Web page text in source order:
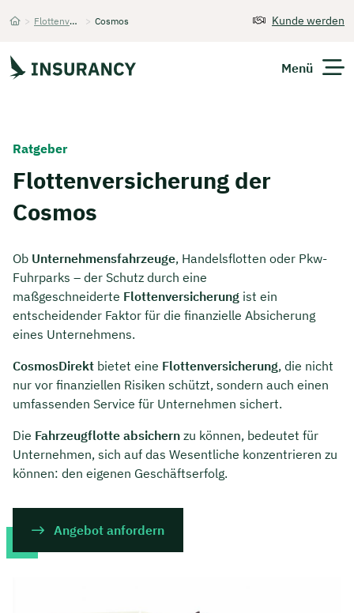
> Flottenversicherung > Cosmos Kunde werden
Menü
Finanzen
Über Uns
Kontakt
Ratgeber
Flottenversicherung der
Cosmos
Ob Unternehmensfahrzeuge, Handelsflotten oder Pkw-
Fuhrparks – der Schutz durch eine
maßgeschneiderte Flottenversicherung ist ein
entscheidender Faktor für die finanzielle Absicherung
eines Unternehmens.
CosmosDirekt bietet eine Flottenversicherung, die nicht
nur vor finanziellen Risiken schützt, sondern auch einen
umfassenden Service für Unternehmen sichert.
Die Fahrzeugflotte absichern zu können, bedeutet für
Unternehmen, sich auf das Wesentliche konzentrieren zu
können: den eigenen Geschäftserfolg.
Angebot anfordern